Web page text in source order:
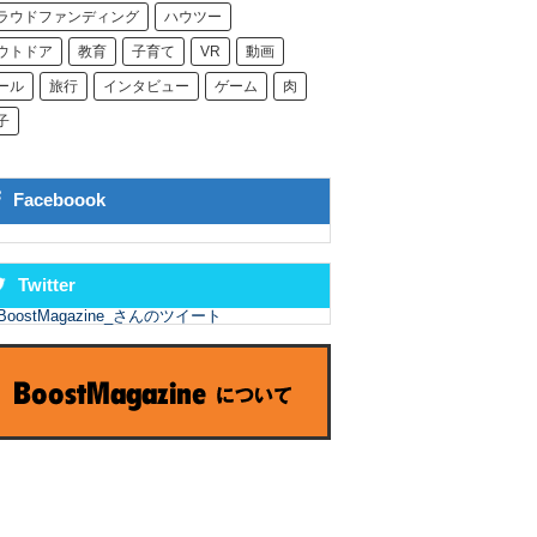
ウドファンディング ハウツー
トドア 教育 子育て VR 動画
ル 旅行 インタビュー ゲーム 肉
Faceboook
Twitter
さんのツイート